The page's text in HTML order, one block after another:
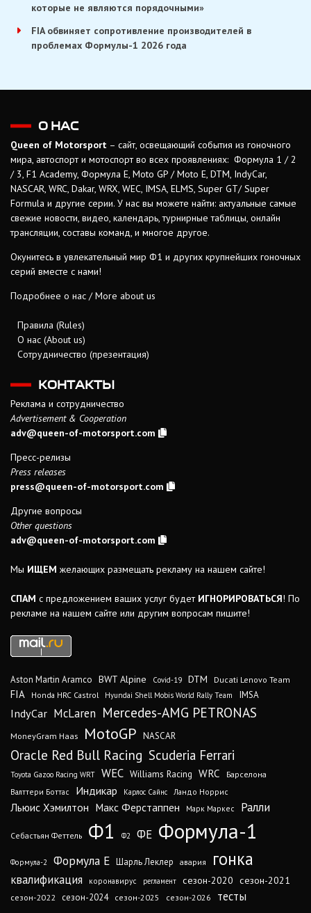
которые не являются порядочными»
FIA обвиняет сопротивление производителей в
проблемах Формулы-1 2026 года
О НАС
Queen of Motorsport – сайт, освещающий события из гоночного
мира, автоспорт и мотоспорт во всех проявлениях: Формула 1 / 2
/ 3, F1 Academy, Формула Е, Moto GP / Moto E, DTM, IndyCar,
NASCAR, WRC, Dakar, WRX, WEC, IMSA, ELMS, Super GT/ Super
Formula и другие серии. У нас вы можете найти: актуальные самые
свежие новости, видео, календарь, турнирные таблицы, онлайн
трансляции, составы команд, и многое другое.
Окунитесь в увлекательный мир Ф1 и других крупнейших гоночных
серий вместе с нами!
Подробнее о нас / More about us
Правила (Rules)
О нас (About us)
Сотрудничество (презентация)
КОНТАКТЫ
Реклама и сотрудничество
Advertisement & Cooperation
adv@queen-of-motorsport.com
Пресс-релизы
Press releases
press@queen-of-motorsport.com
Другие вопросы
Other questions
adv@queen-of-motorsport.com
Мы ИЩЕМ желающих размещать рекламу на нашем сайте!
СПАМ с предложением ваших услуг будет ИГНОРИРОВАТЬСЯ! По
рекламе на нашем сайте или другим вопросам пишите!
Aston Martin Aramco BWT Alpine Covid-19 DTM Ducati Lenovo Team
FIA Honda HRC Castrol Hyundai Shell Mobis World Rally Team IMSA
IndyCar McLaren Mercedes-AMG PETRONAS
MoneyGram Haas MotoGP NASCAR
Oracle Red Bull Racing Scuderia Ferrari
Toyota Gazoo Racing WRT WEC Williams Racing WRC
Барселона
Валттери Боттас
Индикар Карлос Сайнс Ландо Норрис
Льюис Хэмилтон Макс Ферстаппен Марк Маркес Ралли
Себастьян Феттель Ф1 Ф2 ФЕ Формула-1
Формула-2 Формула Е Шарль Леклер авария гонка
квалификация коронавирус регламент сезон-2020 сезон-2021
сезон-2022 сезон-2024 сезон-2025 сезон-2026 тесты